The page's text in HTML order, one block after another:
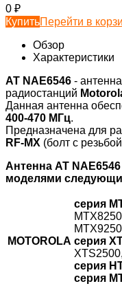
0 ₽
КупитьПерейти в
Обзор
Характеристики
AT NAE6546 - антенна
радиостанций
Данная антенна
400-470 МГц.
Предназначена для
RF-MX (болт с
Антенна AT NAE6546
моделями
MOTOROLA
серия
серия
серия
серия